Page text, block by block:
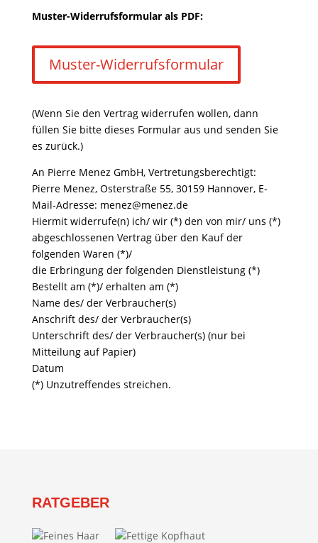
Muster-Widerrufsformular als PDF:
Muster-Widerrufsformular
(Wenn Sie den Vertrag widerrufen wollen, dann
füllen Sie bitte dieses Formular aus und senden Sie
es zurück.)
An Pierre Menez GmbH, Vertretungsberechtigt:
Pierre Menez, Osterstraße 55, 30159 Hannover, E-
Mail-Adresse: menez@menez.de
Hiermit widerrufe(n) ich/ wir (*) den von mir/ uns (*)
abgeschlossenen Vertrag über den Kauf der
folgenden Waren (*)/
die Erbringung der folgenden Dienstleistung (*)
Bestellt am (*)/ erhalten am (*)
Name des/ der Verbraucher(s)
Anschrift des/ der Verbraucher(s)
Unterschrift des/ der Verbraucher(s) (nur bei
Mitteilung auf Papier)
Datum
(*) Unzutreffendes streichen.
RATGEBER
Feines Haar
Fettige Kopfhaut